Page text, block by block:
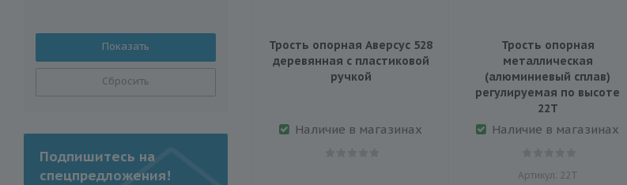
Трость опорная Аверсус 528
деревянная с пластиковой
ручкой
Наличие в магазинах
Трость опорная
металлическая
(алюминиевый сплав)
регулируемая по высоте
22Т
Наличие в магазинах
Артикул: 22Т
Сбросить
Подпишитесь на
спецпредложения!